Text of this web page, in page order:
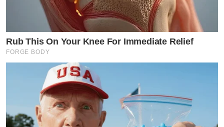
Rub This On Your Knee For Immediate Relief
FORGE BODY